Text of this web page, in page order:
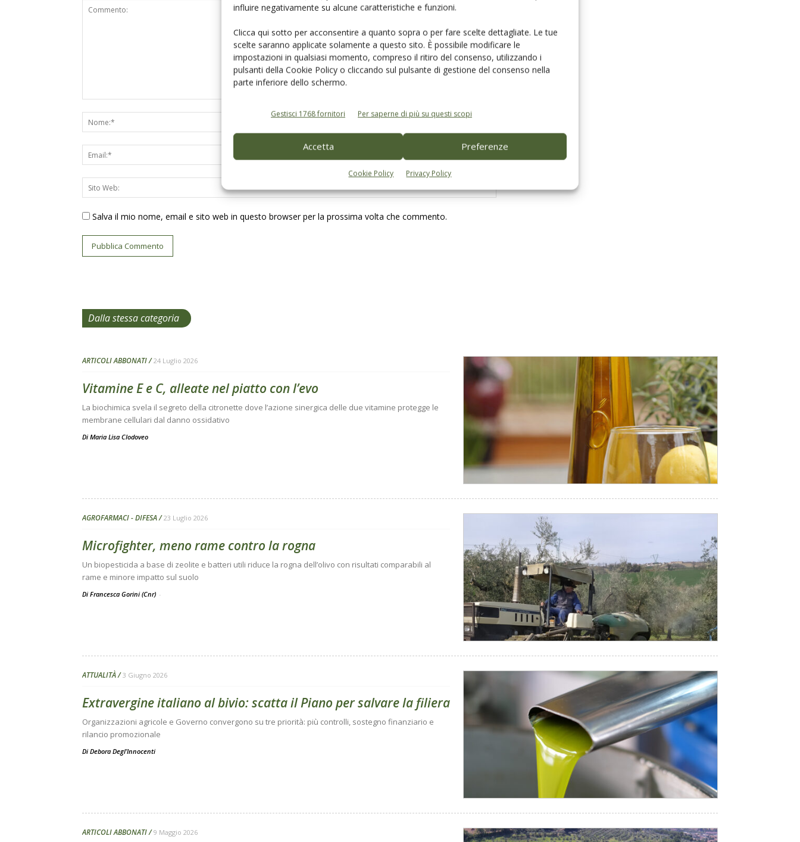
influire negativamente su alcune caratteristiche e funzioni.
Clicca qui sotto per acconsentire a quanto sopra o per fare scelte dettagliate. Le tue
scelte saranno applicate solamente a questo sito. È possibile modificare le
impostazioni in qualsiasi momento, compreso il ritiro del consenso, utilizzando i
pulsanti della Cookie Policy o cliccando sul pulsante di gestione del consenso nella
parte inferiore dello schermo.
Gestisci 1768 fornitori Per saperne di più su questi scopi
Accetta Preferenze
Cookie Policy Privacy Policy
Salva il mio nome, email e sito web in questo browser per la prossima volta che commento.
Dalla stessa categoria
ARTICOLI ABBONATI 24 Luglio 2026
Vitamine E e C, alleate nel piatto con l’evo
La biochimica svela il segreto della citronette dove l’azione sinergica delle due vitamine protegge le
membrane cellulari dal danno ossidativo
Di Maria Lisa Clodoveo
AGROFARMACI - DIFESA 23 Luglio 2026
Microfighter, meno rame contro la rogna
Un biopesticida a base di zeolite e batteri utili riduce la rogna dell’olivo con risultati comparabili al
rame e minore impatto sul suolo
Di Francesca Gorini (Cnr) -
ATTUALITÀ 3 Giugno 2026
Extravergine italiano al bivio: scatta il Piano per salvare la filiera
Organizzazioni agricole e Governo convergono su tre priorità: più controlli, sostegno finanziario e
rilancio promozionale
Di Debora Degl’Innocenti
ARTICOLI ABBONATI 9 Maggio 2026